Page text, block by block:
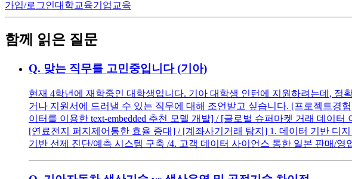
가입/로그인대학교육기업교육
함께 읽은 질문
Q. 맞는 직무를 고민중입니다 (기아)
현재 4학년에 재학중인 대학생입니다. 기아 대학생 인턴에 지원하려는데,
거나 지원서에 드러낼 수 있는 직무에 대해 조언받고 싶습니다. [프로젝트경
이터를 이용한 text-embedded 추천 모델 개발] / [글로벌 슈퍼마켓 거래 데이
[연료전지 퍼지제어통한 효율 증대] / [계좌사기거래 탐지] 1. 데이터 기반 디
기반 선제 진단/예측 시스템 구축 /4. 고객 데이터 사이언스 통한 일본 판매/영